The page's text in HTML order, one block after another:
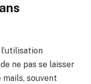
ne pas se laisser
souvent